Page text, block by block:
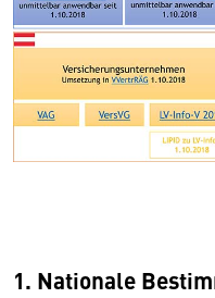
1. Nationale